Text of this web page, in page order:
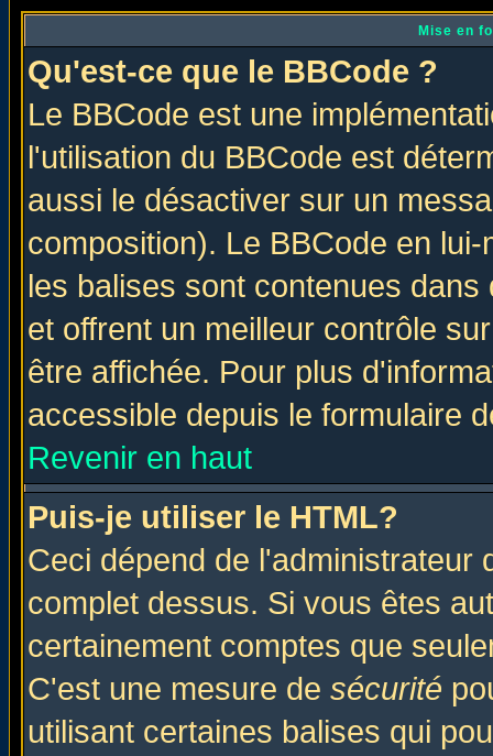
Mise en
Qu'est-ce que le BBCode ?
Le BBCode est une
l'utilisation du BBCode est
aussi le désactiver sur un
composition). Le BBCode en
les balises sont contenues
et offrent un meilleur contrôle
être affichée. Pour plus
accessible depuis le formulaire
Revenir en haut
Puis-je utiliser le HTML?
Ceci dépend de l'administrateur
complet dessus. Si vous êtes
certainement comptes que
C'est une mesure de sécurité
utilisant certaines balises qui